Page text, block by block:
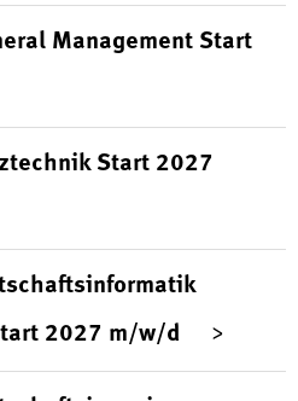
Management Start
Start 2027
2027 m/w/d